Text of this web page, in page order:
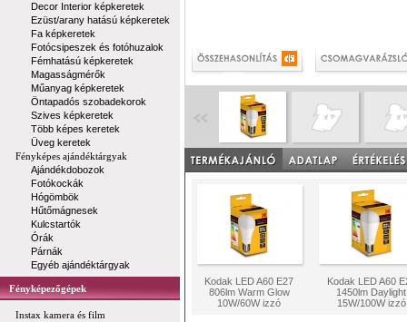
Decor Interior képkeretek
Ezüst/arany hatású képkeretek
Fa képkeretek
Fotócsipeszek és fotóhuzalok
Fémhatású képkeretek
Magasságmérők
Műanyag képkeretek
Öntapadós szobadekorok
Szives képkeretek
Több képes keretek
Üveg keretek
Fényképes ajándéktárgyak
Ajándékdobozok
Fotókockák
Hógömbök
Hűtőmágnesek
Kulcstartók
Órák
Párnák
Egyéb ajándéktárgyak
Fényképezőgépek
Instax kamera és film
Kodak LED A60 E27
806lm Warm Glow
10W/60W izzó
Kodak LED A60
1450lm Daylight
15W/100W izzó